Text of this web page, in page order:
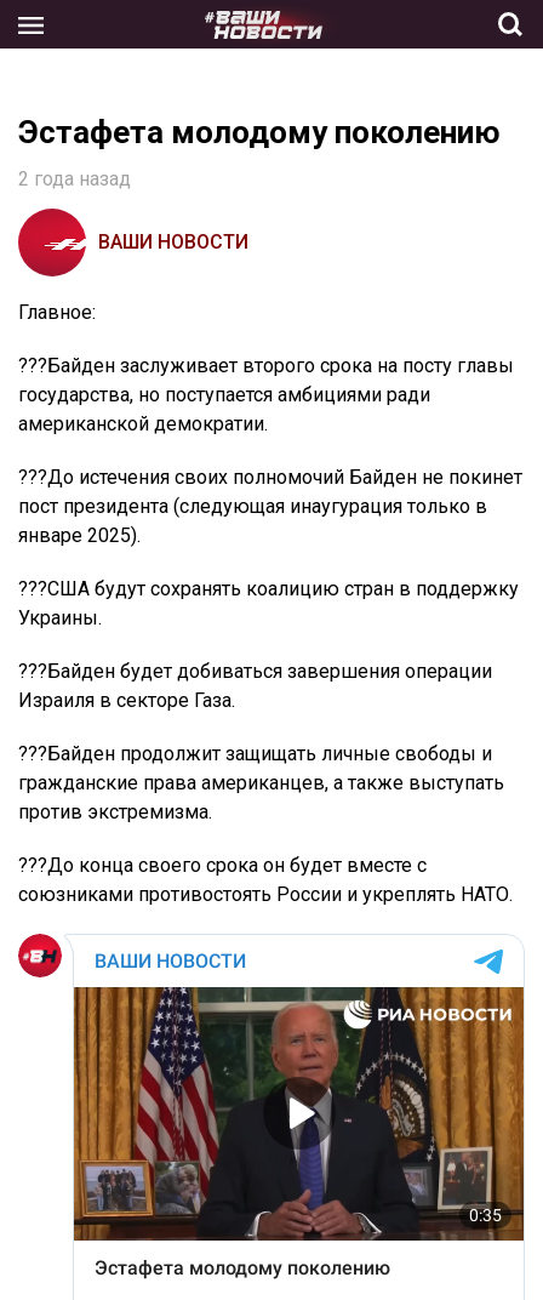
the
Эстафета молодому поколению
2 года назад
ВАШИ НОВОСТИ
Главное:
??‍?Байден заслуживает второго срока на посту главы
государства, но поступается амбициями ради
американской демократии.
??‍?До истечения своих полномочий Байден не покинет
пост президента (следующая инаугурация только в
январе 2025).
??‍?США будут сохранять коалицию стран в поддержку
Украины.
??‍?Байден будет добиваться завершения операции
Израиля в секторе Газа.
??‍?Байден продолжит защищать личные свободы и
гражданские права американцев, а также выступать
против экстремизма.
??‍?До конца своего срока он будет вместе с
союзниками противостоять России и укреплять НАТО.